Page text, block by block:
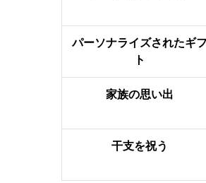
パーソナライズされたギフ
ト
家族の思い出
干支を祝う